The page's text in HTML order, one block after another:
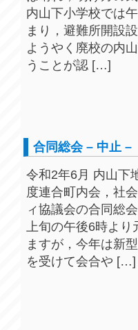
内山下小学校では
まり，避難所開設
ようやく廃校の内
うことが認 […]
合同総会 – 中止 –
令和2年6月 内山下
度連合町内会，社
ィ協議会の合同総
上旬の午後6時よ
ますが，今年は新
を受けて会合や […]